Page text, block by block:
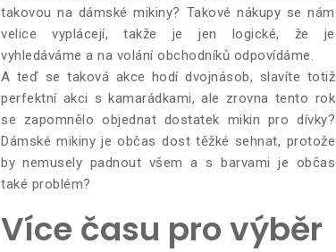
takovou na dámské mikiny? Takové nákupy se nám
velice vyplácejí, takže je jen logické, že je
vyhledáváme a na volání obchodníků odpovídáme.
A teď se taková akce hodí dvojnásob, slavíte totiž
perfektní akci s kamarádkami, ale zrovna tento rok
se zapomnělo objednat dostatek mikin pro dívky?
Dámské mikiny je občas dost těžké sehnat, protože
by nemusely padnout všem a s barvami je občas
také problém?
Více času pro výběr